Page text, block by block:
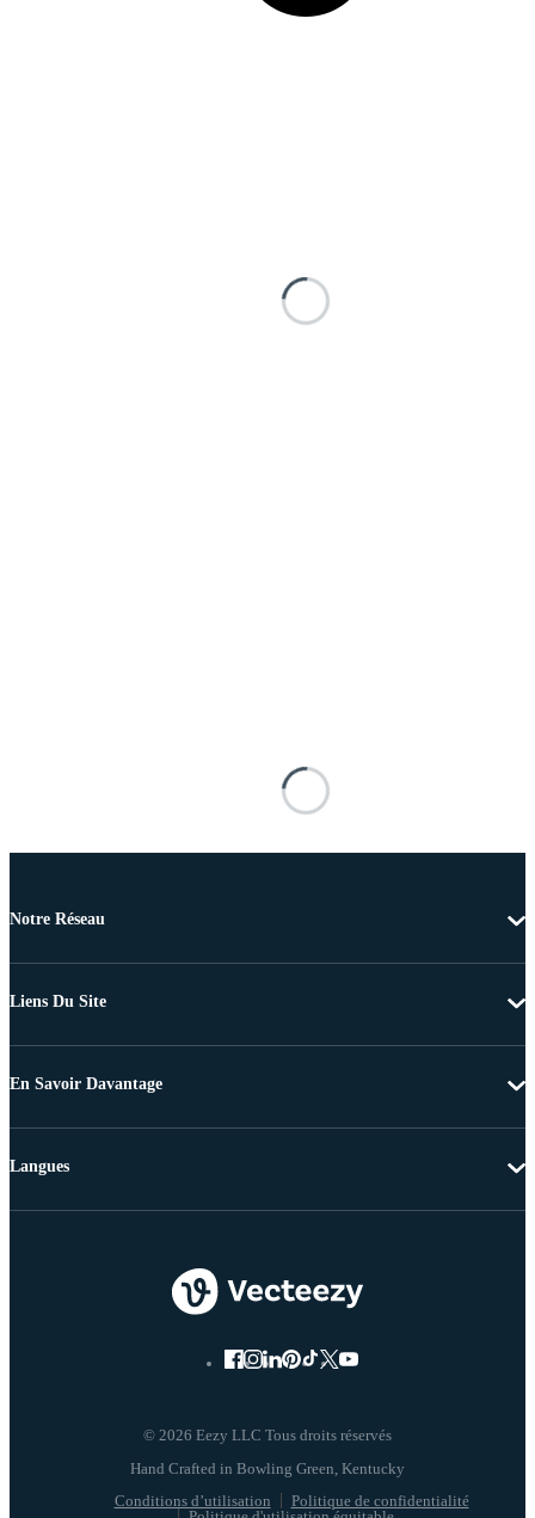
Notre Réseau
Liens Du Site
En Savoir Davantage
© 2026 Eezy LLC Tous droits réservés
Conditions d’utilisation
Politique de confidentialité
Langues